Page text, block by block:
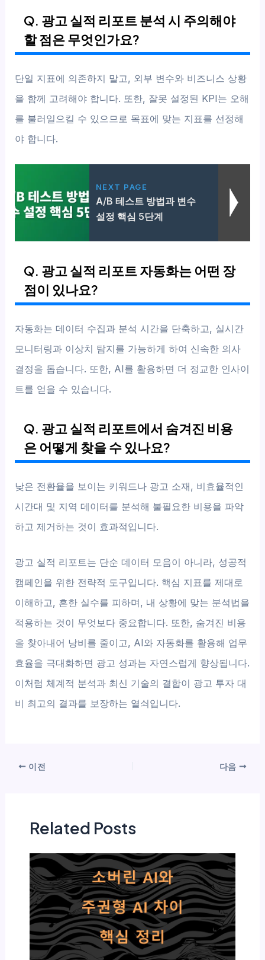
Q. 광고 실적 리포트 분석 시 주의해야
할 점은 무엇인가요?
단일 지표에 의존하지 말고, 외부 변수와 비즈니스 상황
을 함께 고려해야 합니다. 또한, 잘못 설정된 KPI는 오해
를 불러일으킬 수 있으므로 목표에 맞는 지표를 선정해
야 합니다.
NEXT PAGE
A/B 테스트 방법과 변수
설정 핵심 5단계
Q. 광고 실적 리포트 자동화는 어떤 장
점이 있나요?
자동화는 데이터 수집과 분석 시간을 단축하고, 실시간
모니터링과 이상치 탐지를 가능하게 하여 신속한 의사
결정을 돕습니다. 또한, AI를 활용하면 더 정교한 인사이
트를 얻을 수 있습니다.
Q. 광고 실적 리포트에서 숨겨진 비용
은 어떻게 찾을 수 있나요?
낮은 전환율을 보이는 키워드나 광고 소재, 비효율적인
시간대 및 지역 데이터를 분석해 불필요한 비용을 파악
하고 제거하는 것이 효과적입니다.
광고 실적 리포트는 단순 데이터 모음이 아니라, 성공적
캠페인을 위한 전략적 도구입니다. 핵심 지표를 제대로
이해하고, 흔한 실수를 피하며, 내 상황에 맞는 분석법을
적용하는 것이 무엇보다 중요합니다. 또한, 숨겨진 비용
을 찾아내어 낭비를 줄이고, AI와 자동화를 활용해 업무
효율을 극대화하면 광고 성과는 자연스럽게 향상됩니다.
이처럼 체계적 분석과 최신 기술의 결합이 광고 투자 대
비 최고의 결과를 보장하는 열쇠입니다.
이전 다음
Related Posts